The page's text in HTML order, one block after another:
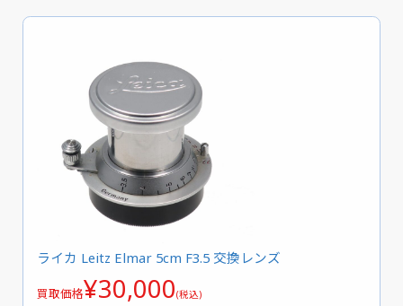
ライカ Leitz Elmar 5cm F3.5 交換レンズ
買取価格¥30,000(税込)